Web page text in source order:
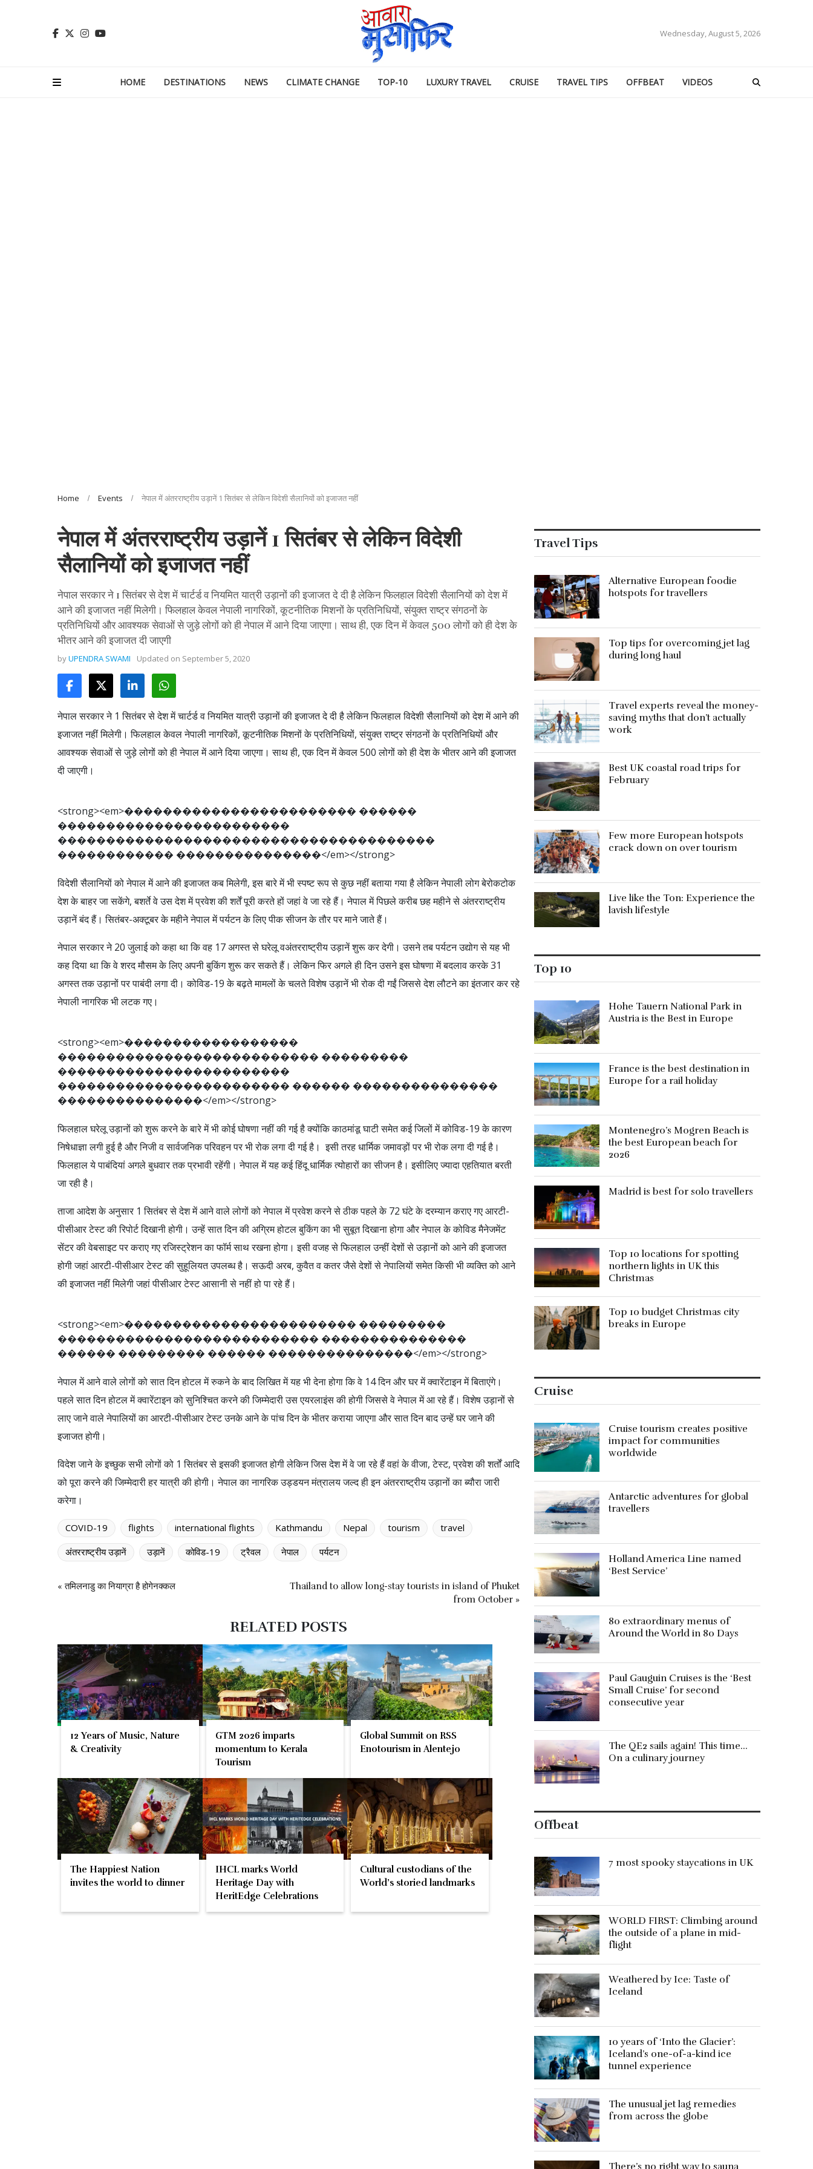
Wednesday, August 5, 2026
HOME DESTINATIONS NEWS CLIMATE CHANGE TOP-10 LUXURY TRAVEL CRUISE TRAVEL TIPS OFFBEAT VIDEOS
Home Events नेपाल में अंतरराष्ट्रीय उड़ानें 1 सितंबर से लेकिन विदेशी सैलानियों को इजाजत नहीं
नेपाल में अंतरराष्ट्रीय उड़ानें 1 सितंबर से लेकिन विदेशी
सैलानियों को इजाजत नहीं
नेपाल सरकार ने 1 सितंबर से देश में चार्टर्ड व नियमित यात्री उड़ानों की इजाजत दे दी है लेकिन फिलहाल विदेशी सैलानियों को देश में
आने की इजाजत नहीं मिलेगी। फिलहाल केवल नेपाली नागरिकों, कूटनीतिक मिशनों के प्रतिनिधियों, संयुक्त राष्ट्र संगठनों के
प्रतिनिधियों और आवश्यक सेवाओं से जुड़े लोगों को ही नेपाल में आने दिया जाएगा। साथ ही, एक दिन में केवल 500 लोगों को ही देश के
भीतर आने की इजाजत दी जाएगी
byUPENDRA SWAMI Updated on September 5, 2020
नेपाल सरकार ने 1 सितंबर से देश में चार्टर्ड व नियमित यात्री उड़ानों की इजाजत दे दी है लेकिन फिलहाल विदेशी सैलानियों को देश में आने की
इजाजत नहीं मिलेगी। फिलहाल केवल नेपाली नागरिकों, कूटनीतिक मिशनों के प्रतिनिधियों, संयुक्त राष्ट्र संगठनों के प्रतिनिधियों और
आवश्यक सेवाओं से जुड़े लोगों को ही नेपाल में आने दिया जाएगा। साथ ही, एक दिन में केवल 500 लोगों को ही देश के भीतर आने की इजाजत
दी जाएगी।
<strong><em>������������������������ ������
������������������������
���������������������������������������
������������ ���������������</em></strong>
विदेशी सैलानियों को नेपाल में आने की इजाजत कब मिलेगी, इस बारे में भी स्पष्ट रूप से कुछ नहीं बताया गया है लेकिन नेपाली लोग बेरोकटोक
देश के बाहर जा सकेंगे, बशर्ते वे उस देश में प्रवेश की शर्तें पूरी करते हों जहां वे जा रहे हैं। नेपाल में पिछले करीब छह महीने से अंतरराष्ट्रीय
उड़ानें बंद हैं। सितंबर-अक्टूबर के महीने नेपाल में पर्यटन के लिए पीक सीजन के तौर पर माने जाते हैं।
नेपाल सरकार ने 20 जुलाई को कहा था कि वह 17 अगस्त से घरेलू वअंतरराष्ट्रीय उड़ानें शुरू कर देगी। उसने तब पर्यटन उद्योग से यह भी
कह दिया था कि वे शरद मौसम के लिए अपनी बुकिंग शुरू कर सकते हैं। लेकिन फिर अगले ही दिन उसने इस घोषणा में बदलाव करके 31
अगस्त तक उड़ानों पर पाबंदी लगा दी। कोविड-19 के बढ़ते मामलों के चलते विशेष उड़ानें भी रोक दी गईं जिससे देश लौटने का इंतजार कर रहे
नेपाली नागरिक भी लटक गए।
<strong><em>������������������
��������������������������� ���������
������������������������
������������������������ ������ ���������������
���������������</em></strong>
फिलहाल घरेलू उड़ानों को शुरू करने के बारे में भी कोई घोषणा नहीं की गई है क्योंकि काठमांडू घाटी समेत कई जिलों में कोविड-19 के कारण
निषेधाज्ञा लगी हुई है और निजी व सार्वजनिक परिवहन पर भी रोक लगा दी गई है। इसी तरह धार्मिक जमावड़ों पर भी रोक लगा दी गई है।
फिलहाल ये पाबंदियां अगले बुधवार तक प्रभावी रहेंगी। नेपाल में यह कई हिंदू धार्मिक त्योहारों का सीजन है। इसीलिए ज्यादा एहतियात बरती
जा रही है।
ताजा आदेश के अनुसार 1 सितंबर से देश में आने वाले लोगों को नेपाल में प्रवेश करने से ठीक पहले के 72 घंटे के दरम्यान कराए गए आरटी-
पीसीआर टेस्ट की रिपोर्ट दिखानी होगी। उन्हें सात दिन की अग्रिम होटल बुकिंग का भी सुबूत दिखाना होगा और नेपाल के कोविड मैनेजमेंट
सेंटर की वेबसाइट पर कराए गए रजिस्ट्रेशन का फॉर्म साथ रखना होगा। इसी वजह से फिलहाल उन्हीं देशों से उड़ानों को आने की इजाजत
होगी जहां आरटी-पीसीआर टेस्ट की सुहूलियत उपलब्ध है। सऊदी अरब, कुवैत व कतर जैसे देशों से नेपालियों समेत किसी भी व्यक्ति को आने
की इजाजत नहीं मिलेगी जहां पीसीआर टेस्ट आसानी से नहीं हो पा रहे हैं।
<strong><em>������������������������ ���������
��������������������������� ���������������
������ ��������� ������ ���������������</em></strong>
नेपाल में आने वाले लोगों को सात दिन होटल में रुकने के बाद लिखित में यह भी देना होगा कि वे 14 दिन और घर में क्वारेंटाइन में बिताएंगे।
पहले सात दिन होटल में क्वारेंटाइन को सुनिश्चित करने की जिम्मेदारी उस एयरलाइंस की होगी जिससे वे नेपाल में आ रहे हैं। विशेष उड़ानों से
लाए जाने वाले नेपालियों का आरटी-पीसीआर टेस्ट उनके आने के पांच दिन के भीतर कराया जाएगा और सात दिन बाद उन्हें घर जाने की
इजाजत होगी।
विदेश जाने के इच्छुक सभी लोगों को 1 सितंबर से इसकी इजाजत होगी लेकिन जिस देश में वे जा रहे हैं वहां के वीजा, टेस्ट, प्रवेश की शर्तों आदि
को पूरा करने की जिम्मेदारी हर यात्री की होगी। नेपाल का नागरिक उड्डयन मंत्रालय जल्द ही इन अंतरराष्ट्रीय उड़ानों का ब्यौरा जारी
करेगा।
COVID-19 flights international flights Kathmandu Nepal tourism
travel
अंतरराष्ट्रीय उड़ानें
उड़ानें कोविड-19 ट्रैवल नेपाल पर्यटन
« तमिलनाडु का नियाग्रा है होगेनक्कल
Thailand to allow long-stay tourists in island of Phuket
from October »
RELATED POSTS
12 Years of Music, Nature
& Creativity
GTM 2026 imparts
momentum to Kerala
Tourism
Global Summit on RSS
Enotourism in Alentejo
The Happiest Nation
invites the world to dinner
IHCL marks World
Heritage Day with
HeritEdge Celebrations
Cultural custodians of the
World’s storied landmarks
Travel Tips
Alternative European foodie
hotspots for travellers
Top tips for overcoming jet lag
during long haul
Travel experts reveal the money-
saving myths that don’t actually
work
Best UK coastal road trips for
February
Few more European hotspots
crack down on over tourism
Live like the Ton: Experience the
lavish lifestyle
Top 10
Hohe Tauern National Park in
Austria is the Best in Europe
France is the best destination in
Europe for a rail holiday
Montenegro’s Mogren Beach is
the best European beach for
2026
Madrid is best for solo travellers
Top 10 locations for spotting
northern lights in UK this
Christmas
Top 10 budget Christmas city
breaks in Europe
Cruise
Cruise tourism creates positive
impact for communities
worldwide
Antarctic adventures for global
travellers
Holland America Line named
‘Best Service’
80 extraordinary menus of
Around the World in 80 Days
Paul Gauguin Cruises is the ‘Best
Small Cruise’ for second
consecutive year
The QE2 sails again! This time…
On a culinary journey
Offbeat
7 most spooky staycations in UK
WORLD FIRST: Climbing around
the outside of a plane in mid-
flight
Weathered by Ice: Taste of
Iceland
10 years of ‘Into the Glacier’:
Iceland’s one-of-a-kind ice
tunnel experience
The unusual jet lag remedies
from across the globe